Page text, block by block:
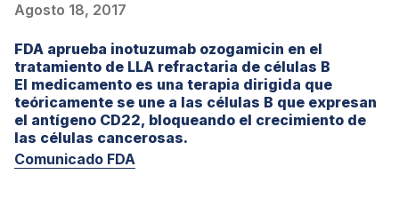
Agosto 18, 2017
FDA aprueba inotuzumab ozogamicin en el
tratamiento de LLA refractaria de células B
El medicamento es una terapia dirigida que
teóricamente se une a las células B que expresan
el antígeno CD22, bloqueando el crecimiento de
las células cancerosas.
Comunicado FDA